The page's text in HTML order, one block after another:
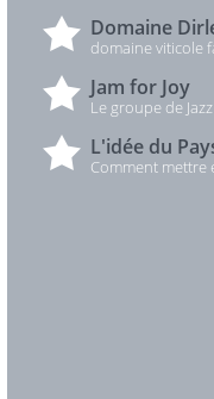
Domaine
domaine viticole
Jam for Joy
Le groupe de Jazz
L'idée du
Comment mettre